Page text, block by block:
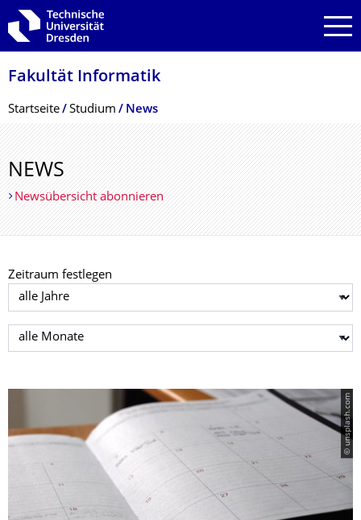
Zur Hauptnavigation springen
Zur Suche springen
Zum Inhalt springen
Fakultät Informatik
Breadcrumb-Menü
Startseite Studium News
NEWS
Newsübersicht abonnieren
Zeitraum festlegen
Jahr auswählen
Monat auswählen
© unsplash.com